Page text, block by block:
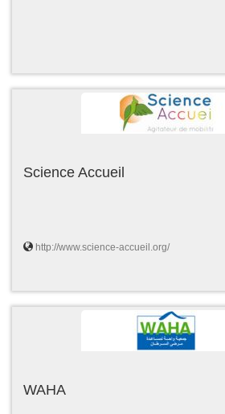
Science Accueil
http://www.science-accueil.org/
WAHA